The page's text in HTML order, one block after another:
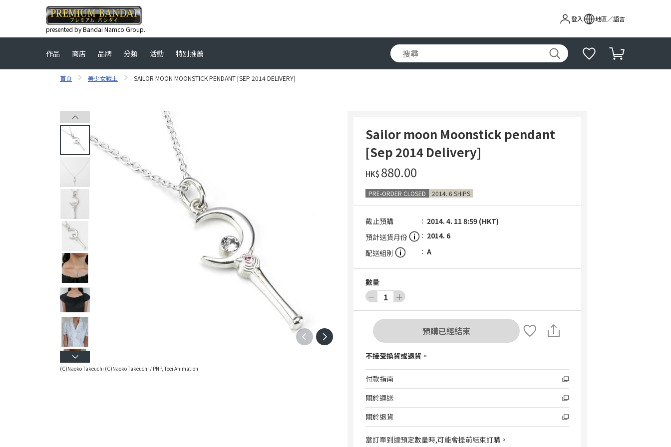
presented by Bandai Namco Group.
登入 地區／語言
作品 商店 品牌 分類 活動 特別推薦
首頁 美少女戰士 SAILOR MOON MOONSTICK PENDANT [SEP 2014 DELIVERY]
(C)Naoko Takeuchi (C)Naoko Takeuchi / PNP, Toei Animation
Sailor moon Moonstick pendant
[Sep 2014 Delivery]
HK$ ‌880.00
PRE-ORDER CLOSED 2014. 6 SHIPS
截止預購
2014. 4. 11 8:59 (HKT)
預計送貨月份
2014. 6
配送組別
A
數量
－ 1 ＋
預購已經結束
不接受換貨或退貨。
付款指南
關於運送
關於退貨
當訂單到達預定數量時,可能會提前結束訂購。